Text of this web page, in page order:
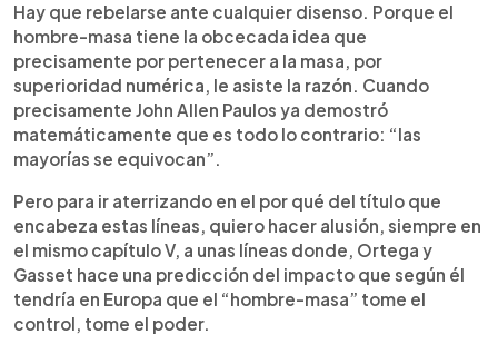
Hay que rebelarse ante cualquier disenso. Porque el
hombre-masa tiene la obcecada idea que
precisamente por pertenecer a la masa, por
superioridad numérica, le asiste la razón. Cuando
precisamente John Allen Paulos ya demostró
matemáticamente que es todo lo contrario: “las
mayorías se equivocan”.
Pero para ir aterrizando en el por qué del título que
encabeza estas líneas, quiero hacer alusión, siempre en
el mismo capítulo V, a unas líneas donde, Ortega y
Gasset hace una predicción del impacto que según él
tendría en Europa que el “hombre-masa” tome el
control, tome el poder.